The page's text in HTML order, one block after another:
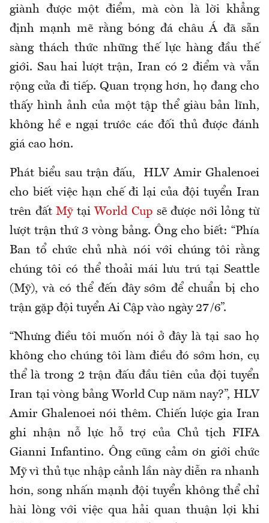
giành được một điểm, mà còn là lời khẳng
định mạnh mẽ rằng bóng đá châu Á đã sẵn
sàng thách thức những thế lực hàng đầu thế
giới. Sau hai lượt trận, Iran có 2 điểm và vẫn
rộng cửa đi tiếp. Quan trọng hơn, họ đang cho
thấy hình ảnh của một tập thể giàu bản lĩnh,
không hề e ngại trước các đối thủ được đánh
giá cao hơn.
Phát biểu sau trận đấu, HLV Amir Ghalenoei
cho biết việc hạn chế đi lại của đội tuyển Iran
trên đấtMỹtại World Cup sẽ được nới lỏng từ
lượt trận thứ 3 vòng bảng. Ông cho biết: “Phía
Ban tổ chức chủ nhà nói với chúng tôi rằng
chúng tôi có thể thoải mái lưu trú tại Seattle
(Mỹ), và có thể đến đây sớm để chuẩn bị cho
trận gặp đội tuyển Ai Cập vào ngày 27/6”.
“Nhưngđiều tôi muốn nói ở đây là tại sao họ
không cho chúng tôi làm điều đó sớm hơn, cụ
thể là trong 2 trận đấu đầu tiên của đội tuyển
Iran tại vòng bảng World Cup năm nay?”, HLV
Amir Ghalenoeinói thêm. Chiến lược gia Iran
ghi nhận nỗ lực hỗ trợ của Chủ tịch FIFA
Gianni Infantino. Ông cũng cảm ơn giới chức
Mỹ vì thủ tục nhập cảnh lần này diễn ra nhanh
hơn, song nhấn mạnh đội tuyển không thể chỉ
hài lòng với việc qua hải quan thuận lợi khi